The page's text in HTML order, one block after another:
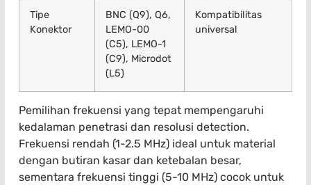
Tipe
Konektor
BNC (Q9), Q6,
LEMO-00
(C5), LEMO-1
(C9), Microdot
(L5)
Kompatibilitas
universal
Pemilihan frekuensi yang tepat mempengaruhi
kedalaman penetrasi dan resolusi detection.
Frekuensi rendah (1-2.5 MHz) ideal untuk material
dengan butiran kasar dan ketebalan besar,
sementara frekuensi tinggi (5-10 MHz) cocok untuk